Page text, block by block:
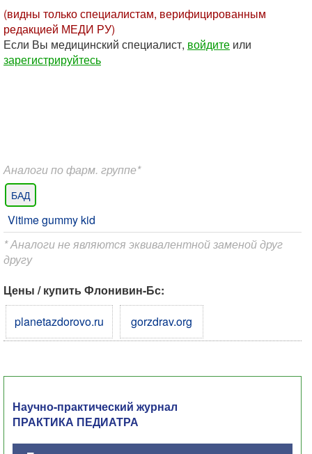
(видны только специалистам, верифицированным
редакцией МЕДИ РУ)
Если Вы медицинский специалист, войдите или
зарегистрируйтесь
Аналоги по фарм. группе*
БАД
Vitime gummy kid
* Аналоги не являются эквивалентной заменой друг
другу
Цены / купить Флонивин-Бс:
planetazdorovo.ru
gorzdrav.org
Научно-практический журнал
ПРАКТИКА ПЕДИАТРА